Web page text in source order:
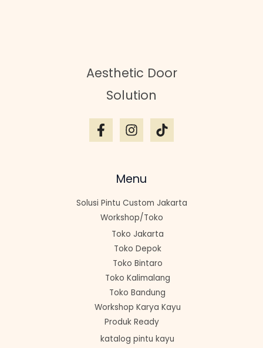
Aesthetic Door
Solution
Menu
Solusi Pintu Custom Jakarta
Workshop/Toko
Toko Jakarta
Toko Depok
Toko Bintaro
Toko Kalimalang
Toko Bandung
Workshop Karya Kayu
Produk Ready
katalog pintu kayu